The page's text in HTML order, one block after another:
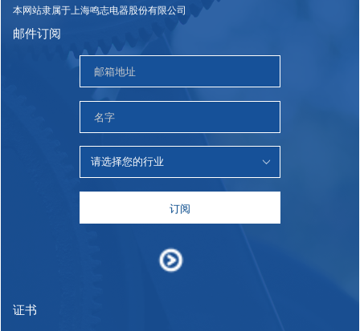
本网站隶属于上海鸣志电器股份有限公司
邮件订阅
订阅
证书